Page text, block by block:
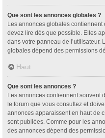
Que sont les annonces globales ?
Les annonces globales
devez lire dès que possible. Elles
dans votre panneau de
globales dépend des permissions
Haut
Que sont les annonces ?
Les annonces contiennent souvent
le forum que vous consultez et
annonces apparaissent en haut de
sont publiées. Comme pour les
des annonces dépend des